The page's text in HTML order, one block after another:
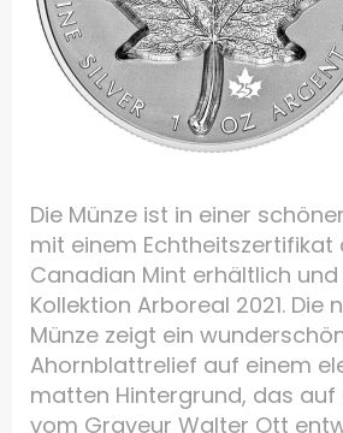
Die Münze ist in einer
mit einem Echtheitszertifikat
Canadian Mint erhältlich
Kollektion Arboreal 2021. Die
Münze zeigt ein
Ahornblattrelief auf einem
matten Hintergrund, das auf
vom Graveur Walter Ott